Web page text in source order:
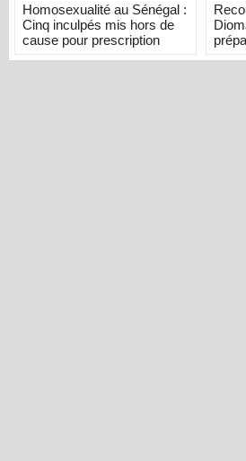
Homosexualité au Sénégal :
Cinq inculpés mis hors de
cause pour prescription